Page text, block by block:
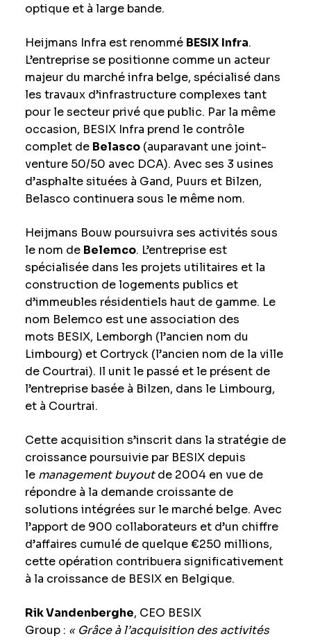
optique et à large bande.
Heijmans Infra est renommé BESIX Infra.
L’entreprise se positionne comme un acteur
majeur du marché infra belge, spécialisé dans
les travaux d’infrastructure complexes tant
pour le secteur privé que public. Par la même
occasion, BESIX Infra prend le contrôle
complet de Belasco(auparavant une joint-
venture 50/50 avec DCA). Avec ses 3 usines
d’asphalte situées à Gand, Puurs et Bilzen,
Belasco continuera sous le même nom.
Heijmans Bouw poursuivra ses activités sous
le nom de Belemco. L’entreprise est
spécialisée dans les projets utilitaires et la
construction de logements publics et
d’immeubles résidentiels haut de gamme. Le
nom Belemco est une association des
mots BESIX, Lemborgh (l’ancien nom du
Limbourg) et Cortryck (l’ancien nom de la ville
de Courtrai). Il unit le passé et le présent de
l’entreprise basée à Bilzen, dans le Limbourg,
et à Courtrai.
Cette acquisition s’inscrit dans la stratégie de
croissance poursuivie par BESIX depuis
le management buyoutde 2004 en vue de
répondre à la demande croissante de
solutions intégrées sur le marché belge. Avec
l’apport de 900 collaborateurs et d’un chiffre
d’affaires cumulé de quelque €250 millions,
cette opération contribuera significativement
à la croissance de BESIX en Belgique.
Rik Vandenberghe, CEO BESIX
Group : « Grâce à l’acquisition des activités